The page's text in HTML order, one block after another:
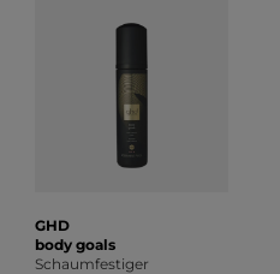
GHD
body goals
Schaumfestiger